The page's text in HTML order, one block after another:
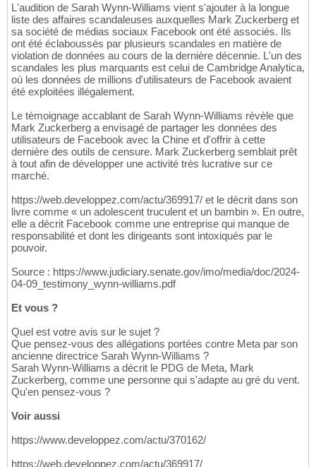
L'audition de Sarah Wynn-Williams vient s'ajouter à la longue
liste des affaires scandaleuses auxquelles Mark Zuckerberg et
sa société de médias sociaux Facebook ont été associés. Ils
ont été éclaboussés par plusieurs scandales en matière de
violation de données au cours de la dernière décennie. L'un des
scandales les plus marquants est celui de Cambridge Analytica,
où les données de millions d'utilisateurs de Facebook avaient
été exploitées illégalement.
Le témoignage accablant de Sarah Wynn-Williams révèle que
Mark Zuckerberg a envisagé de partager les données des
utilisateurs de Facebook avec la Chine et d'offrir à cette
dernière des outils de censure. Mark Zuckerberg semblait prêt
à tout afin de développer une activité très lucrative sur ce
marché.
https://web.developpez.com/actu/369917/ et le décrit dans son
livre comme « un adolescent truculent et un bambin ». En outre,
elle a décrit Facebook comme une entreprise qui manque de
responsabilité et dont les dirigeants sont intoxiqués par le
pouvoir.
Source : https://www.judiciary.senate.gov/imo/media/doc/2024-
04-09_testimony_wynn-williams.pdf
Et vous ?
Quel est votre avis sur le sujet ?
Que pensez-vous des allégations portées contre Meta par son
ancienne directrice Sarah Wynn-Williams ?
Sarah Wynn-Williams a décrit le PDG de Meta, Mark
Zuckerberg, comme une personne qui s'adapte au gré du vent.
Qu'en pensez-vous ?
Voir aussi
https://www.developpez.com/actu/370162/
https://web.developpez.com/actu/369917/